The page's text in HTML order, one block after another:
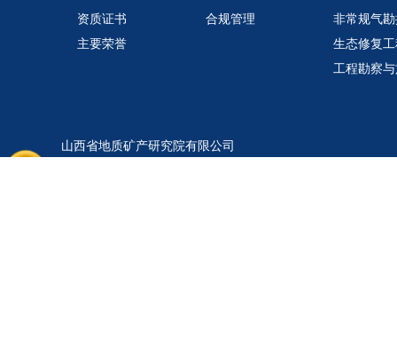
山西省地质矿产研究院有限公司
合规管理
非常规气
生态修复
工程勘察
资质证书
主要荣誉